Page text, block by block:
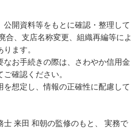
公開資料等をもとに確認・整理して
合、支店名称変更、組織再編等によ
ます。
なお手続きの際は、さわやか信用金
確認ください。
を想定し、情報の正確性に配慮して
士 来田 和朝の監修のもと、 実務で